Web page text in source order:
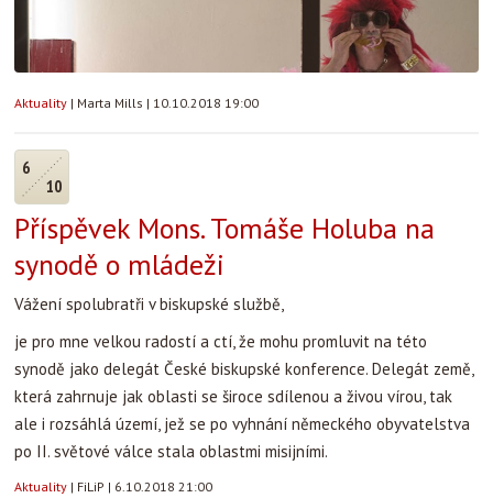
Aktuality | Marta Mills | 10.10.2018 19:00
6
10
Příspěvek Mons. Tomáše Holuba na
synodě o mládeži
Vážení spolubratři v biskupské službě,
je pro mne velkou radostí a ctí, že mohu promluvit na této
synodě jako delegát České biskupské konference. Delegát země,
která zahrnuje jak oblasti se široce sdílenou a živou vírou, tak
ale i rozsáhlá území, jež se po vyhnání německého obyvatelstva
po II. světové válce stala oblastmi misijními.
Aktuality | FiLiP | 6.10.2018 21:00